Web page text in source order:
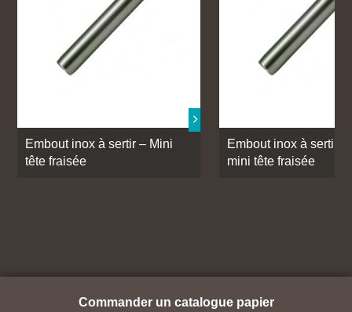
Embout inox à sertir – Mini
tête fraisée
Embout inox à sertir –
mini tête fraisée
Commander un catalogue papier